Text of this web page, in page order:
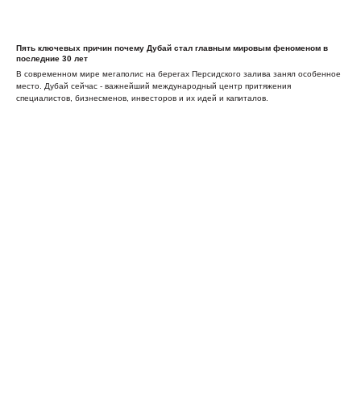
Пять ключевых причин почему Дубай стал главным мировым феноменом в
последние 30 лет
В современном мире мегаполис на берегах Персидского залива занял особенное
место. Дубай сейчас - важнейший международный центр притяжения
специалистов, бизнесменов, инвесторов и их идей и капиталов.